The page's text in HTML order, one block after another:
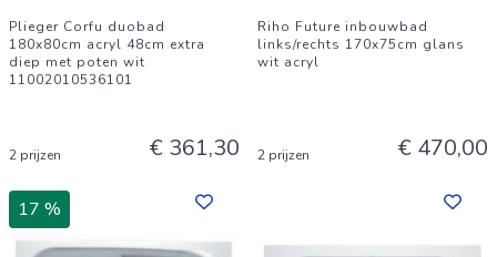
Plieger Corfu duobad
180x80cm acryl 48cm extra
diep met poten wit
11002010536101
2 prijzen € 361,30
Riho Future inbouwbad
links/rechts 170x75cm glans
wit acryl
2 prijzen € 470,00
17 %